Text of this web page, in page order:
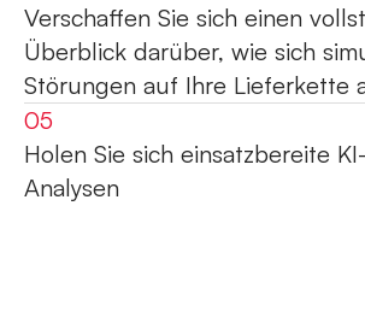
Verschaffen Sie sich einen
Überblick darüber, wie sich
Störungen auf Ihre Lieferkette
05
Holen Sie sich einsatzbereite
Analysen